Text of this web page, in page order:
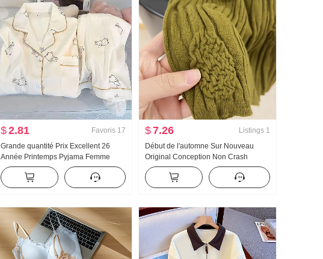
$2.81 Favoris 17
Grande quantité Prix Excellent 26
Année Printemps Pyjama Femme
Nouveau Nuages Coton Manches
longues Petit Col rabattu Homewear
Ensemble Streaming en direct Élevé
$7.26 Listings 1
Début de l'automne Sur Nouveau
Original Conception Non Crash
Chemise Industrie lourde Jacquard
Tricoté Top Femme Automne Nouveau
Amincissant